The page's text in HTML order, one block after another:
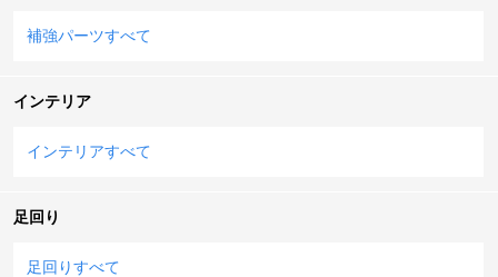
補強パーツすべて
インテリア
インテリアすべて
足回り
足回りすべて